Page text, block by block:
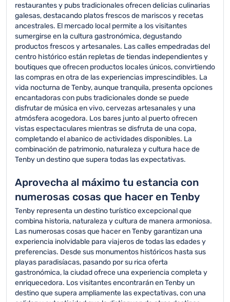
restaurantes y pubs tradicionales ofrecen delicias culinarias
galesas, destacando platos frescos de mariscos y recetas
ancestrales. El mercado local permite a los visitantes
sumergirse en la cultura gastronómica, degustando
productos frescos y artesanales. Las calles empedradas del
centro histórico están repletas de tiendas independientes y
boutiques que ofrecen productos locales únicos, convirtiendo
las compras en otra de las experiencias imprescindibles. La
vida nocturna de Tenby, aunque tranquila, presenta opciones
encantadoras con pubs tradicionales donde se puede
disfrutar de música en vivo, cervezas artesanales y una
atmósfera acogedora. Los bares junto al puerto ofrecen
vistas espectaculares mientras se disfruta de una copa,
completando el abanico de actividades disponibles. La
combinación de patrimonio, naturaleza y cultura hace de
Tenby un destino que supera todas las expectativas.
Aprovecha al máximo tu estancia con
numerosas cosas que hacer en Tenby
Tenby representa un destino turístico excepcional que
combina historia, naturaleza y cultura de manera armoniosa.
Las numerosas cosas que hacer en Tenby garantizan una
experiencia inolvidable para viajeros de todas las edades y
preferencias. Desde sus monumentos históricos hasta sus
playas paradisíacas, pasando por su rica oferta
gastronómica, la ciudad ofrece una experiencia completa y
enriquecedora. Los visitantes encontrarán en Tenby un
destino que supera ampliamente las expectativas, con una